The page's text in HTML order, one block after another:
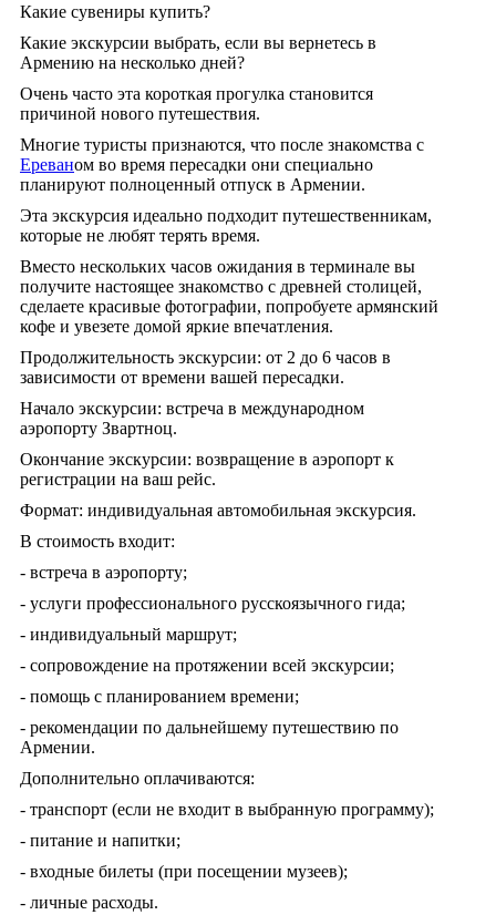
Какие сувениры купить?
Какие экскурсии выбрать, если вы вернетесь в
Армению на несколько дней?
Очень часто эта короткая прогулка становится
причиной нового путешествия.
Многие туристы признаются, что после знакомства с
Ереваном во время пересадки они специально
планируют полноценный отпуск в Армении.
Эта экскурсия идеально подходит путешественникам,
которые не любят терять время.
Вместо нескольких часов ожидания в терминале вы
получите настоящее знакомство с древней столицей,
сделаете красивые фотографии, попробуете армянский
кофе и увезете домой яркие впечатления.
Продолжительность экскурсии: от 2 до 6 часов в
зависимости от времени вашей пересадки.
Начало экскурсии: встреча в международном
аэропорту Звартноц.
Окончание экскурсии: возвращение в аэропорт к
регистрации на ваш рейс.
Формат: индивидуальная автомобильная экскурсия.
В стоимость входит:
- встреча в аэропорту;
- услуги профессионального русскоязычного гида;
- индивидуальный маршрут;
- сопровождение на протяжении всей экскурсии;
- помощь с планированием времени;
- рекомендации по дальнейшему путешествию по
Армении.
Дополнительно оплачиваются:
- транспорт (если не входит в выбранную программу);
- питание и напитки;
- входные билеты (при посещении музеев);
- личные расходы.